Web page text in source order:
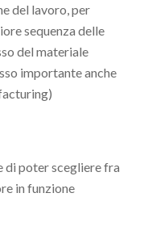
del lavoro, per
sequenza delle
del materiale
importante anche
di poter scegliere fra
in funzione